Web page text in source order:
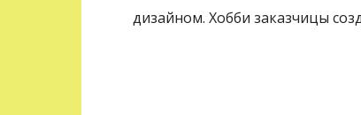
дизайном. Хобби заказчицы